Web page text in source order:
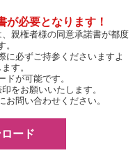
が必要となります！
親権者様の同意承諾書が都度
。
に必ずご持参くださいますよ
す。
ドが可能です。
をお願いいたします。
問い合わせください。
ード